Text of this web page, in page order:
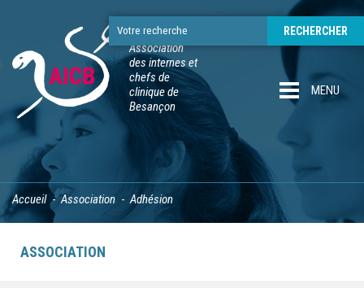
Association
des internes et
chefs de
clinique de
Besançon
MENU
Accueil Association Adhésion
ASSOCIATION